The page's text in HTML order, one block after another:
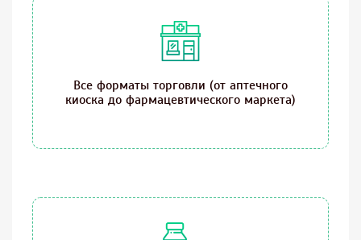
Все форматы торговли (от аптечного
киоска до фармацевтического маркета)